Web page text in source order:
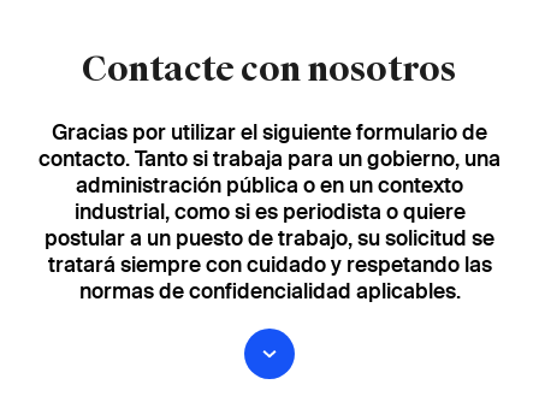
Contacte con nosotros
Gracias por utilizar el siguiente formulario de
contacto. Tanto si trabaja para un gobierno, una
administración pública o en un contexto
industrial, como si es periodista o quiere
postular a un puesto de trabajo, su solicitud se
tratará siempre con cuidado y respetando las
normas de confidencialidad aplicables.